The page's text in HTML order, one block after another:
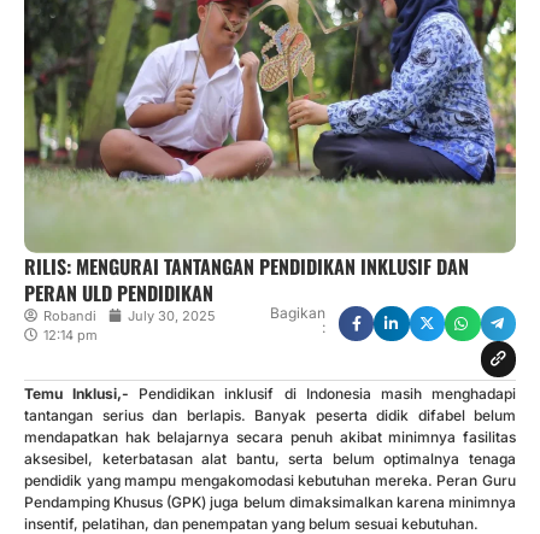
RILIS: MENGURAI TANTANGAN PENDIDIKAN INKLUSIF DAN
PERAN ULD PENDIDIKAN
Robandi
July 30, 2025
12:14 pm
Bagikan
:
Temu Inklusi,- Pendidikan inklusif di Indonesia masih menghadapi
tantangan serius dan berlapis. Banyak peserta didik difabel belum
mendapatkan hak belajarnya secara penuh akibat minimnya fasilitas
aksesibel, keterbatasan alat bantu, serta belum optimalnya tenaga
pendidik yang mampu mengakomodasi kebutuhan mereka. Peran Guru
Pendamping Khusus (GPK) juga belum dimaksimalkan karena minimnya
insentif, pelatihan, dan penempatan yang belum sesuai kebutuhan.